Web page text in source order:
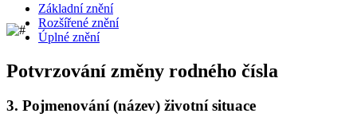
Základní znění
Rozšířené znění
Úplné znění
Potvrzování změny rodného čísla
3. Pojmenování (název) životní situace